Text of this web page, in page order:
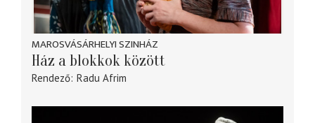
MAROSVÁSÁRHELYI SZINHÁZ
Ház a blokkok között
Rendező Radu Afrim